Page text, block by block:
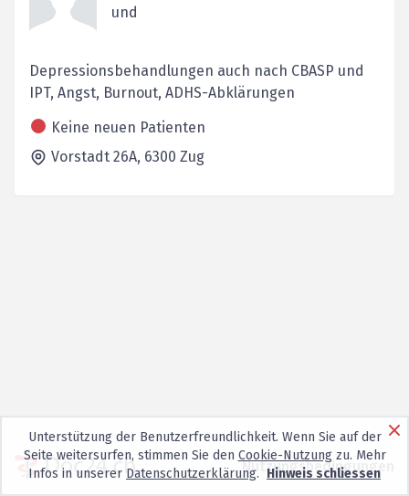
und
Depressionsbehandlungen auch nach CBASP und
IPT, Angst, Burnout, ADHS-Abklärungen
Keine neuen Patienten
Vorstadt 26A, 6300 Zug
Nutzungsbedingungen
Unterstützung der Benutzerfreundlichkeit. Wenn Sie auf der
Seite weitersurfen, stimmen Sie den Cookie-Nutzungzu. Mehr
Infos in unserer Datenschutzerklärung. Hinweis schliessen